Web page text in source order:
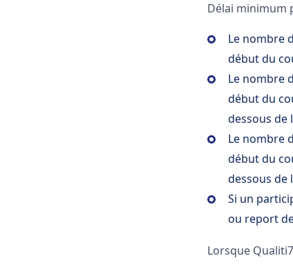
Délai minimum
Le nombre
début du
Le nombre
début du
dessous de
Le nombre
début du
dessous de
Si un
ou report
Lorsque